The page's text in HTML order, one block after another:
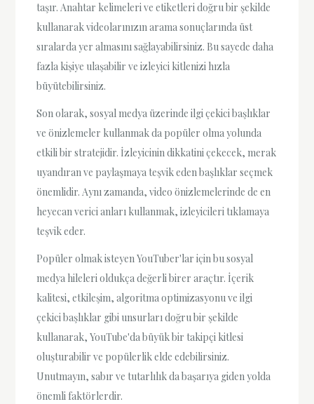
taşır. Anahtar kelimeleri ve etiketleri doğru bir şekilde
kullanarak videolarınızın arama sonuçlarında üst
sıralarda yer almasını sağlayabilirsiniz. Bu sayede daha
fazla kişiye ulaşabilir ve izleyici kitlenizi hızla
büyütebilirsiniz.
Son olarak, sosyal medya üzerinde ilgi çekici başlıklar
ve önizlemeler kullanmak da popüler olma yolunda
etkili bir stratejidir. İzleyicinin dikkatini çekecek, merak
uyandıran ve paylaşmaya teşvik eden başlıklar seçmek
önemlidir. Aynı zamanda, video önizlemelerinde de en
heyecan verici anları kullanmak, izleyicileri tıklamaya
teşvik eder.
Popüler olmak isteyen YouTuber'lar için bu sosyal
medya hileleri oldukça değerli birer araçtır. İçerik
kalitesi, etkileşim, algoritma optimizasyonu ve ilgi
çekici başlıklar gibi unsurları doğru bir şekilde
kullanarak, YouTube'da büyük bir takipçi kitlesi
oluşturabilir ve popülerlik elde edebilirsiniz.
Unutmayın, sabır ve tutarlılık da başarıya giden yolda
önemli faktörlerdir.